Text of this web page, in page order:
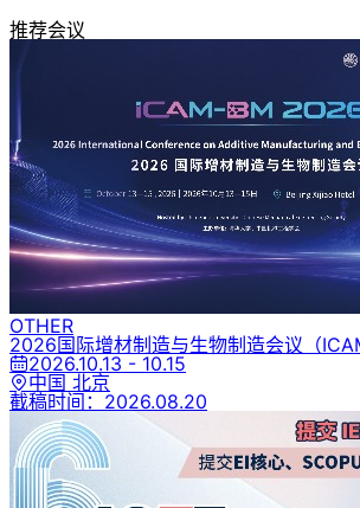
推荐会议
OTHER
2026国际增材制造与生物制造会议 （
2026.10.13 - 10.15
中国 北京
截稿时间： 2026.08.20